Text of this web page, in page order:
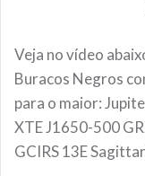
Veja no vídeo
Buracos Negros
para o maior:
XTE J1650-500
GCIRS 13E